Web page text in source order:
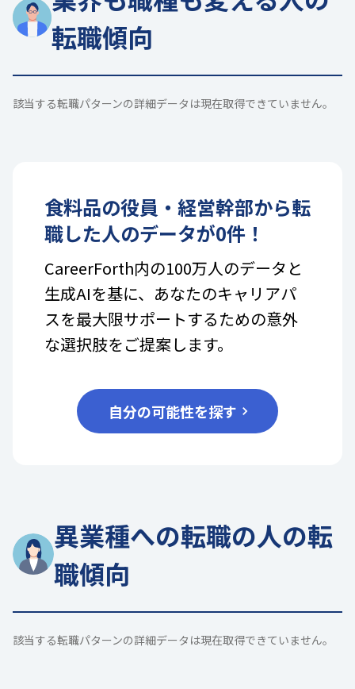
転職傾向
該当する転職パターンの詳細データは現在取得できていません。
食料品の役員・経営幹部から転
職した人のデータが0件！
CareerForth内の100万人のデータと
生成AIを基に、あなたのキャリアパ
スを最大限サポートするための意外
な選択肢をご提案します。
自分の可能性を探す
異業種への転職の人の転
職傾向
該当する転職パターンの詳細データは現在取得できていません。